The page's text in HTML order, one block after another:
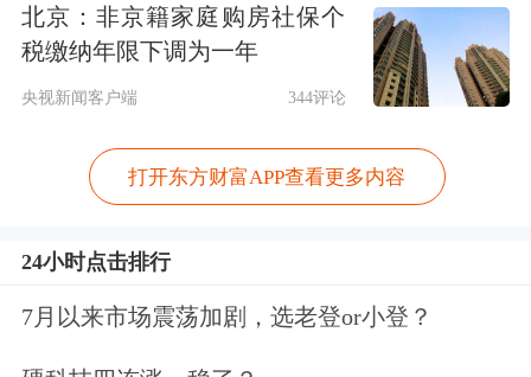
北京：非京籍家庭购房社保个
税缴纳年限下调为一年
央视新闻客户端 344评论
打开东方财富APP查看更多内容
24小时点击排行
7月以来市场震荡加剧，选老登or小登？